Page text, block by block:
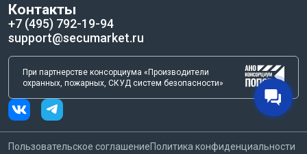
Контакты
+7 (495) 792-19-94
support@secumarket.ru
При партнерстве консорциума «Производители
охранных, пожарных, СКУД систем безопасности»
Пользовательское соглашениеПолитика конфиденциальности